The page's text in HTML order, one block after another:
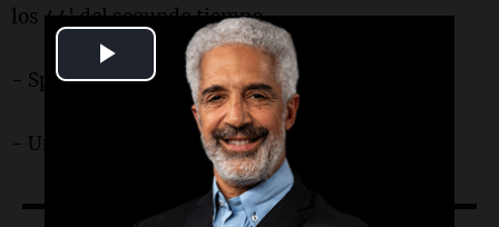
Play
Video
los 44' del segundo tiempo.
- Sp Desamparados 0 - 2 Libertad (S)
- Unión (S) 3 - 1 Huracán 3 Arroyos.